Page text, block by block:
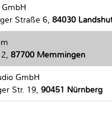
Straße 6, 84030
87700 Memmingen
GmbH
Str. 19, 90451 Nürnberg